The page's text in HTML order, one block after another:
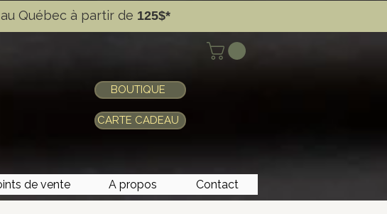
Québec à partir de 125$*
BOUTIQUE
CARTE CADEAU
de vente A propos Contact